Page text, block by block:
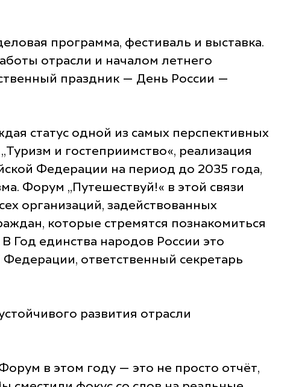
программа, фестиваль и выставка.
отрасли и началом летнего
праздник — День России —
статус одной из самых перспективных
и гостеприимство«, реализация
Федерации на период до 2035 года,
Форум „Путешествуй!« в этой связи
организаций, задействованных
которые стремятся познакомиться
Год единства народов России это
ответственный секретарь
развития отрасли
в этом году — это не просто отчёт,